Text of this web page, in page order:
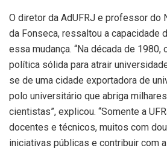
O diretor da AdUFRJ e professor do
da Fonseca, ressaltou a capacidade
essa mudança. “Na década de 1980,
política sólida para atrair
se de uma cidade exportadora de
polo universitário que abriga
cientistas”, explicou. “Somente a
docentes e técnicos, muitos com
iniciativas públicas e contribuir com